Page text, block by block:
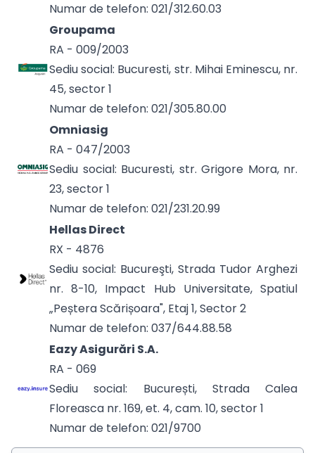
Numar de telefon: 021/312.60.03
Groupama
RA - 009/2003
Sediu social: Bucuresti, str. Mihai Eminescu, nr.
45, sector 1
Numar de telefon: 021/305.80.00
Omniasig
RA - 047/2003
Sediu social: Bucuresti, str. Grigore Mora, nr.
23, sector 1
Numar de telefon: 021/231.20.99
Hellas Direct
RX - 4876
Sediu social: Bucureşti, Strada Tudor Arghezi
nr. 8-10, Impact Hub Universitate, Spatiul
„Peștera Scărișoara", Etaj 1, Sector 2
Numar de telefon: 037/644.88.58
Eazy Asigurări S.A.
RA - 069
Sediu social: București, Strada Calea
Floreasca nr. 169, et. 4, cam. 10, sector 1
Numar de telefon: 021/9700